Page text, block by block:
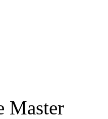
Master